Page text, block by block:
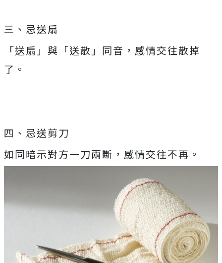
三、忌送扇
「送扇」與「送散」同音，感情交往散掉
了。
四、忌送剪刀
如同暗示對方一刀兩斷，感情交往不再。